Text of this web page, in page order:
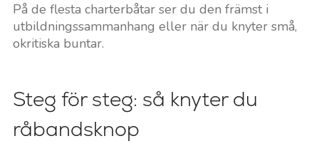
På de flesta charterbåtar ser du den främst i
utbildningssammanhang eller när du knyter små,
okritiska buntar.
Steg för steg: så knyter du
råbandsknop